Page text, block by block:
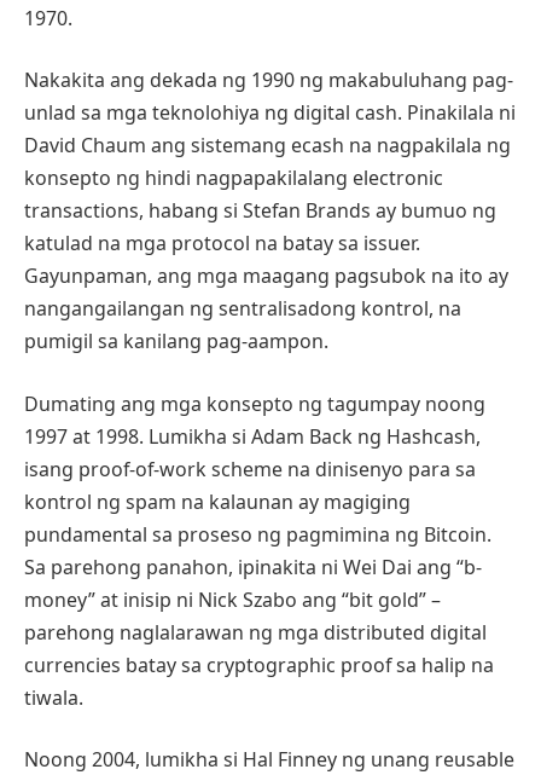
1970.
Nakakita ang dekada ng 1990 ng makabuluhang pag-
unlad sa mga teknolohiya ng digital cash. Pinakilala ni
David Chaum ang sistemang ecash na nagpakilala ng
konsepto ng hindi nagpapakilalang electronic
transactions, habang si Stefan Brands ay bumuo ng
katulad na mga protocol na batay sa issuer.
Gayunpaman, ang mga maagang pagsubok na ito ay
nangangailangan ng sentralisadong kontrol, na
pumigil sa kanilang pag-aampon.
Dumating ang mga konsepto ng tagumpay noong
1997 at 1998. Lumikha si Adam Back ng Hashcash,
isang proof-of-work scheme na dinisenyo para sa
kontrol ng spam na kalaunan ay magiging
pundamental sa proseso ng pagmimina ng Bitcoin.
Sa parehong panahon, ipinakita ni Wei Dai ang “b-
money” at inisip ni Nick Szabo ang “bit gold” –
parehong naglalarawan ng mga distributed digital
currencies batay sa cryptographic proof sa halip na
tiwala.
Noong 2004, lumikha si Hal Finney ng unang reusable